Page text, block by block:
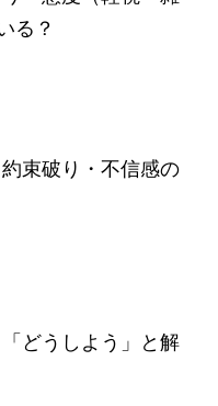
る？
束破り・不信感の
どうしよう」と解